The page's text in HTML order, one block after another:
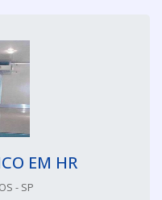
EM HR
- SP